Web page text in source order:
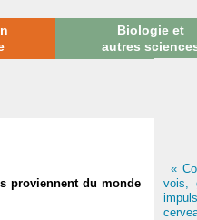
Biologie et
autres
proviennent du monde
«
vois,